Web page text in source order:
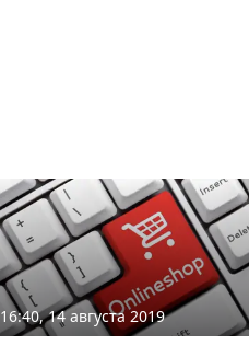
16:40, 14 августа 2019